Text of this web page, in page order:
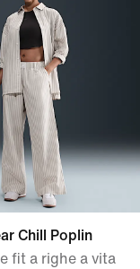
Chill Poplin
fit a righe a vita